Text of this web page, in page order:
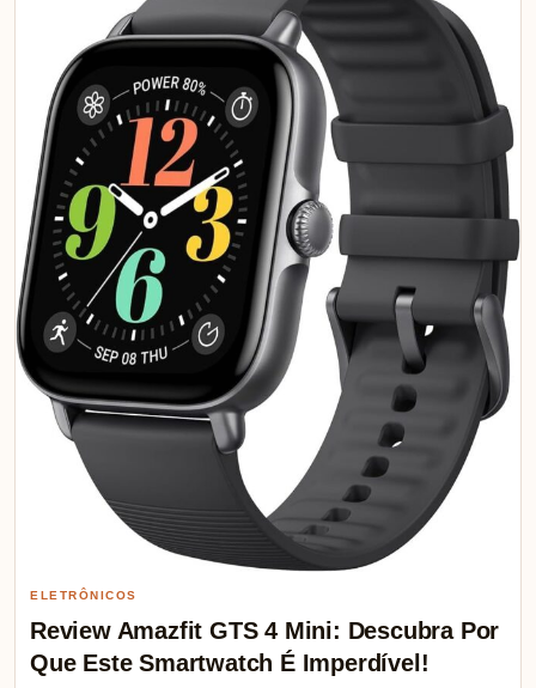
ELETRÔNICOS
Review Amazfit GTS 4 Mini: Descubra Por
Que Este Smartwatch É Imperdível!